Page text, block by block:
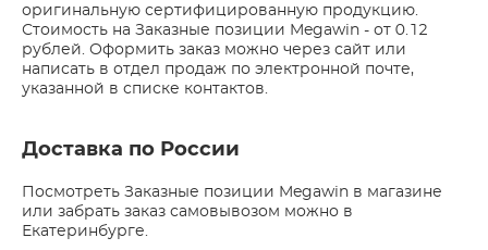
оригинальную сертифицированную продукцию.
Стоимость на Заказные позиции Megawin - от 0.12
рублей. Оформить заказ можно через сайт или
написать в отдел продаж по электронной почте,
указанной в списке контактов.
Доставка по России
Посмотреть Заказные позиции Megawin в магазине
или забрать заказ самовывозом можно в
Екатеринбурге.